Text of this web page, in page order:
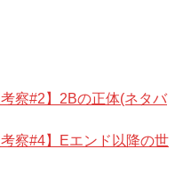
察#2】2Bの正体(ネタバ
察#4】Eエンド以降の世